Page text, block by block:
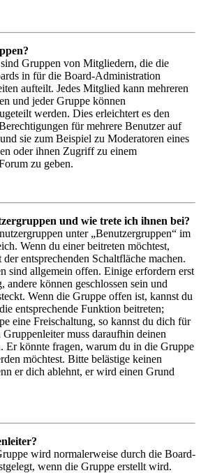
Gruppen von Mitgliedern, die die
in für die Board-Administration
aufteilt. Jedes Mitglied kann mehreren
und jeder Gruppe können
werden. Dies erleichtert es den
für mehrere Benutzer auf
sie zum Beispiel zu Moderatoren eines
oder ihnen Zugriff zu einem
zu geben.
und wie trete ich ihnen bei?
unter „Benutzergruppen“ im
Wenn du einer beitreten möchtest,
entsprechenden Schaltfläche machen.
sind allgemein offen. Einige erfordern erst
andere können geschlossen sein und
Wenn die Gruppe offen ist, kannst du
entsprechende Funktion beitreten;
eine Freischaltung, so kannst du dich für
muss daraufhin deinen
Er könnte fragen, warum du in die Gruppe
möchtest. Bitte belästige keinen
er dich ablehnt, er wird einen Grund
wird normalerweise durch die Board-
wenn die Gruppe erstellt wird.